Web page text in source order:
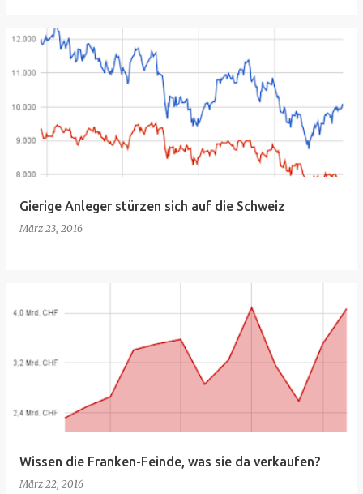
Gierige Anleger stürzen sich auf die Schweiz
März 23, 2016
Wissen die Franken-Feinde, was sie da verkaufen?
März 22, 2016